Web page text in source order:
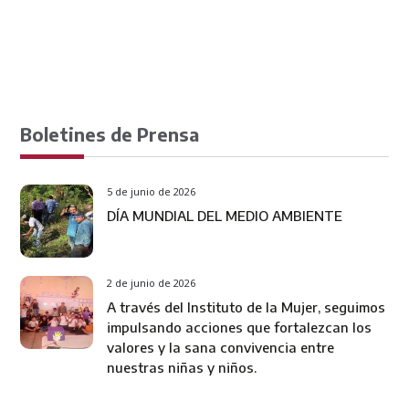
Boletines de Prensa
5 de junio de 2026
DÍA MUNDIAL DEL MEDIO AMBIENTE
2 de junio de 2026
A través del Instituto de la Mujer, seguimos
impulsando acciones que fortalezcan los
valores y la sana convivencia entre
nuestras niñas y niños.